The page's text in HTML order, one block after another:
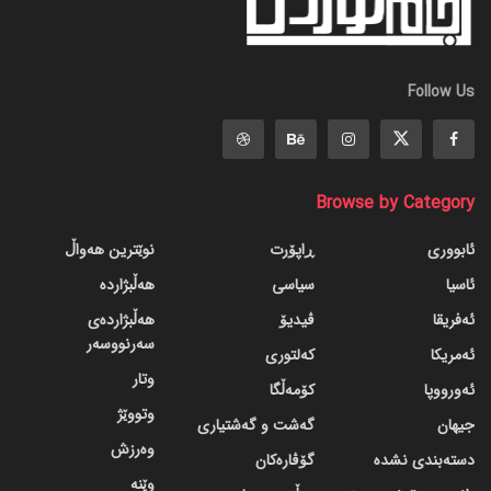
Follow Us
Browse by Category
ئابووری
ئاسیا
ئەفریقا
ئەمریکا
ئەورووپا
جیهان
دسته‌بندی نشده
ڕاپۆرت
سیاسی
ڤیدیۆ
کەلتوری
کۆمەڵگا
گه‌شت و گه‌شتیاری
گۆڤاره‌کان
نوێترین هەواڵ
هەڵبژاردە
هەڵبژاردەی
سەرنووسەر
وتار
وتووێژ
وەرزش
وێنە